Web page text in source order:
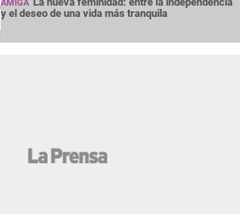
AMIGA
y el deseo de una vida más tranquila